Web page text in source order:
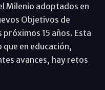
Milenio adoptados en
Objetivos de
15 años. Esta
en educación,
avances, hay retos